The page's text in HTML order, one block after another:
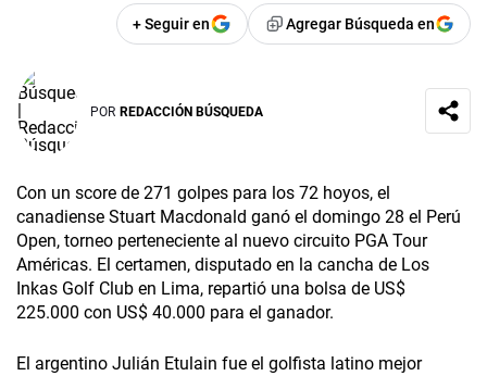
+ Seguir en Agregar Búsqueda en
POR REDACCIÓN BÚSQUEDA
Con un score de 271 golpes para los 72 hoyos, el
canadiense Stuart Macdonald ganó el domingo 28 el Perú
Open, torneo perteneciente al nuevo circuito PGA Tour
Américas. El certamen, disputado en la cancha de Los
Inkas Golf Club en Lima, repartió una bolsa de US$
225.000 con US$ 40.000 para el ganador.
El argentino Julián Etulain fue el golfista latino mejor